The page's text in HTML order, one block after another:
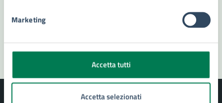
Marketing
Accetta tutti
Accetta selezionati
Problemi in città